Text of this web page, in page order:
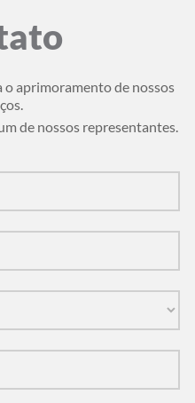
aprimoramento de nossos
de nossos representantes.